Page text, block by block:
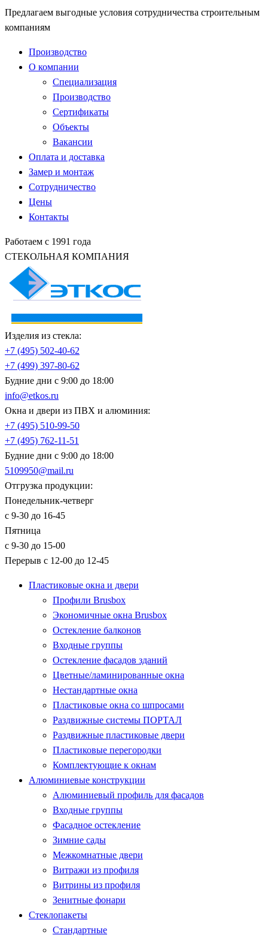
Предлагаем выгодные условия сотрудничества строительным
компаниям
Производство
О компании
Специализация
Производство
Сертификаты
Объекты
Вакансии
Оплата и доставка
Замер и монтаж
Сотрудничество
Цены
Контакты
Работаем с 1991 года
СТЕКОЛЬНАЯ КОМПАНИЯ
Изделия из стекла:
+7 (495) 502-40-62
+7 (499) 397-80-62
Будние дни с 9:00 до 18:00
info@etkos.ru
Окна и двери из ПВХ и алюминия:
+7 (495) 510-99-50
+7 (495) 762-11-51
Будние дни с 9:00 до 18:00
5109950@mail.ru
Отгрузка продукции:
Понедельник-четверг
с 9-30 до 16-45
Пятница
с 9-30 до 15-00
Перерыв с 12-00 до 12-45
Пластиковые окна и двери
Профили Brusbox
Экономичные окна Brusbox
Остекление балконов
Входные группы
Остекление фасадов зданий
Цветные/ламинированные окна
Нестандартные окна
Пластиковые окна со шпросами
Раздвижные системы ПОРТАЛ
Раздвижные пластиковые двери
Пластиковые перегородки
Комплектующие к окнам
Алюминиевые конструкции
Алюминиевый профиль для фасадов
Входные группы
Фасадное остекление
Зимние сады
Межкомнатные двери
Витражи из профиля
Витрины из профиля
Зенитные фонари
Стеклопакеты
Стандартные